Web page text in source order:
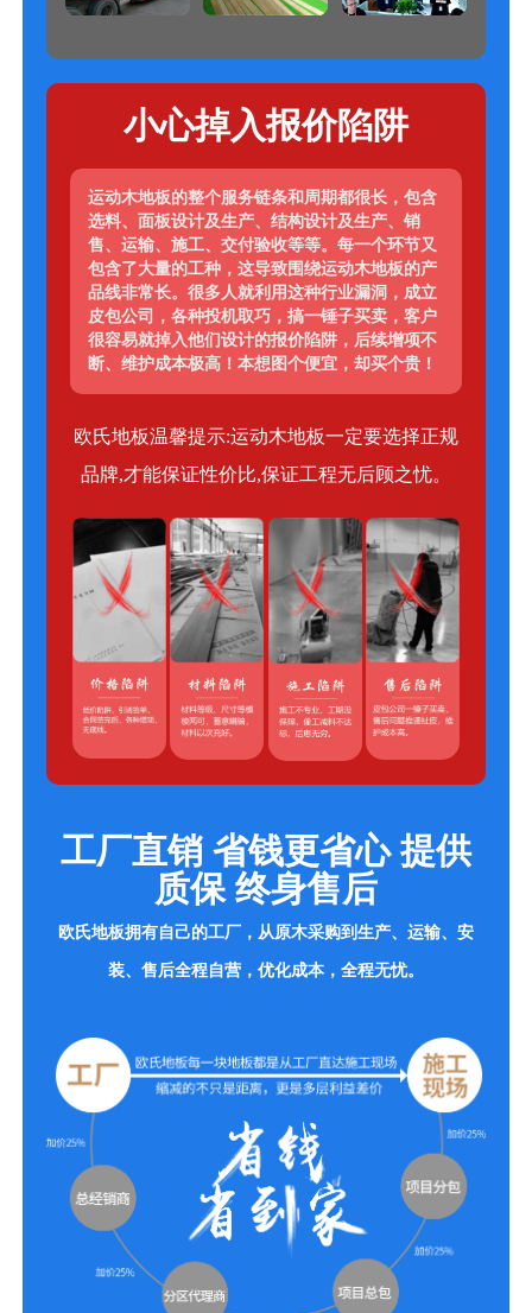
小心掉入报价陷阱
运动木地板的整个服务链条和周期都很长，包含
选料、面板设计及生产、结构设计及生产、销
售、运输、施工、交付验收等等。每一个环节又
包含了大量的工种，这导致围绕运动木地板的产
品线非常长。很多人就利用这种行业漏洞，成立
皮包公司，各种投机取巧，搞一锤子买卖，客户
很容易就掉入他们设计的报价陷阱，后续增项不
断、维护成本极高！本想图个便宜，却买个贵！
欧氏地板温馨提示:运动木地板一定要选择正规
品牌,才能保证性价比,保证工程无后顾之忧。
工厂直销 省钱更省心 提供
质保 终身售后
欧氏地板拥有自己的工厂，从原木采购到生产、运输、安
装、售后全程自营，优化成本，全程无忧。